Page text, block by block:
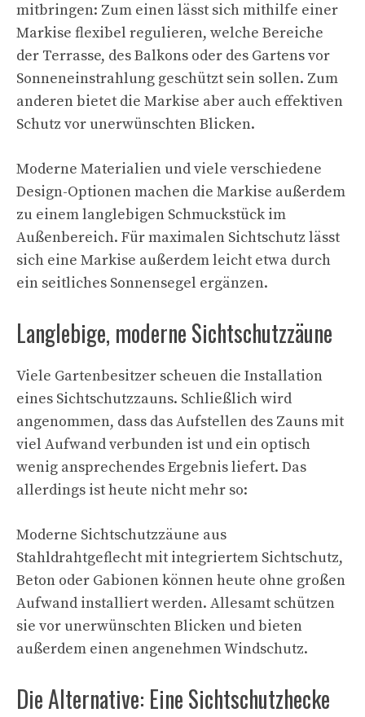
mitbringen: Zum einen lässt sich mithilfe einer
Markise flexibel regulieren, welche Bereiche
der Terrasse, des Balkons oder des Gartens vor
Sonneneinstrahlung geschützt sein sollen. Zum
anderen bietet die Markise aber auch effektiven
Schutz vor unerwünschten Blicken.
Moderne Materialien und viele verschiedene
Design-Optionen machen die Markise außerdem
zu einem langlebigen Schmuckstück im
Außenbereich. Für maximalen Sichtschutz lässt
sich eine Markise außerdem leicht etwa durch
ein seitliches Sonnensegel ergänzen.
Langlebige, moderne Sichtschutzzäune
Viele Gartenbesitzer scheuen die Installation
eines Sichtschutzzauns. Schließlich wird
angenommen, dass das Aufstellen des Zauns mit
viel Aufwand verbunden ist und ein optisch
wenig ansprechendes Ergebnis liefert. Das
allerdings ist heute nicht mehr so:
Moderne Sichtschutzzäune aus
Stahldrahtgeflecht mit integriertem Sichtschutz,
Beton oder Gabionen können heute ohne großen
Aufwand installiert werden. Allesamt schützen
sie vor unerwünschten Blicken und bieten
außerdem einen angenehmen Windschutz.
Die Alternative: Eine Sichtschutzhecke